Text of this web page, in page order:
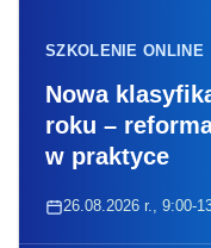
SZKOLENIE ONLINE
Nowa
roku –
w praktyce
26.08.2026 r., 9:00-